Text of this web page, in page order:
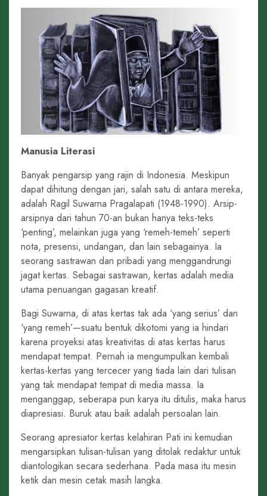
Manusia Literasi
Banyak pengarsip yang rajin di Indonesia. Meskipun
dapat dihitung dengan jari, salah satu di antara mereka,
adalah Ragil Suwarna Pragalapati (1948-1990). Arsip-
arsipnya dari tahun 70-an bukan hanya teks-teks
‘penting’, melainkan juga yang ‘remeh-temeh’ seperti
nota, presensi, undangan, dan lain sebagainya. Ia
seorang sastrawan dan pribadi yang menggandrungi
jagat kertas. Sebagai sastrawan, kertas adalah media
utama penuangan gagasan kreatif.
Bagi Suwarna, di atas kertas tak ada ‘yang serius’ dan
‘yang remeh’—suatu bentuk dikotomi yang ia hindari
karena proyeksi atas kreativitas di atas kertas harus
mendapat tempat. Pernah ia mengumpulkan kembali
kertas-kertas yang tercecer yang tiada lain dari tulisan
yang tak mendapat tempat di media massa. Ia
menganggap, seberapa pun karya itu ditulis, maka harus
diapresiasi. Buruk atau baik adalah persoalan lain.
Seorang apresiator kertas kelahiran Pati ini kemudian
mengarsipkan tulisan-tulisan yang ditolak redaktur untuk
diantologikan secara sederhana. Pada masa itu mesin
ketik dan mesin cetak masih langka.